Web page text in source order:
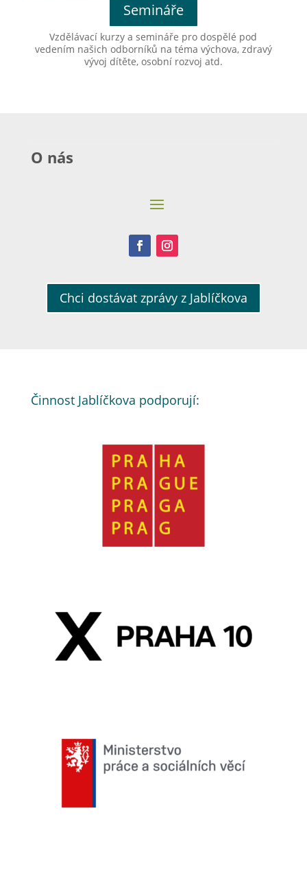
Semináře
Vzdělávací kurzy a semináře pro dospělé pod
vedením našich odborníků na téma výchova, zdravý
vývoj dítěte, osobní rozvoj atd.
O nás
Chci dostávat zprávy z Jablíčkova
Činnost Jablíčkova podporují: